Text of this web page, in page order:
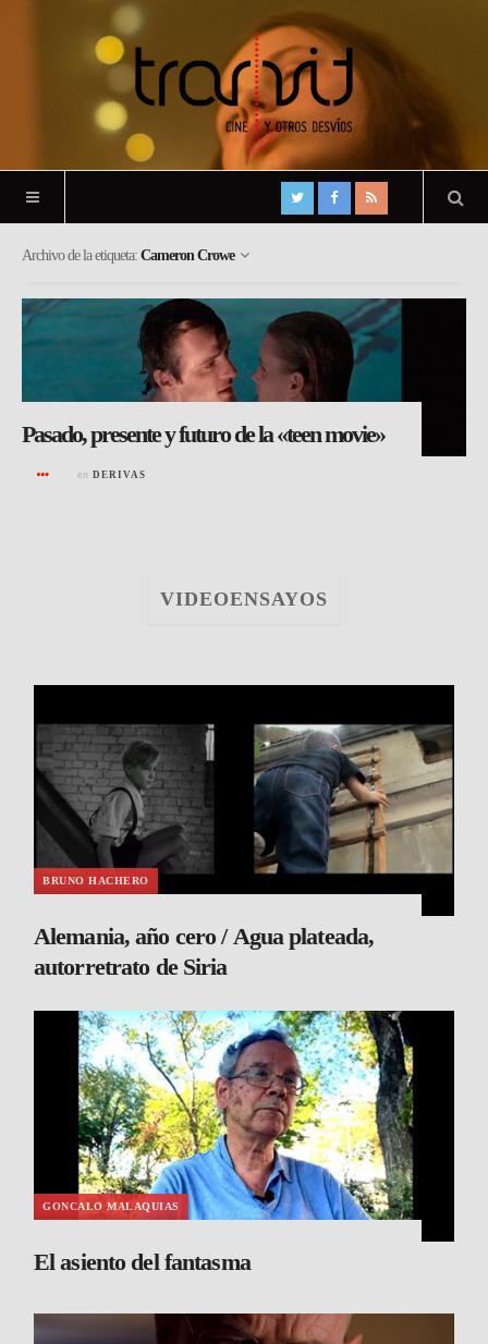
Archivo de la etiqueta: Cameron Crowe
Pasado, presente y futuro de la «teen movie»
en DERIVAS
VIDEOENSAYOS
BRUNO HACHERO
Alemania, año cero / Agua plateada,
autorretrato de Siria
GONCALO MALAQUIAS
El asiento del fantasma